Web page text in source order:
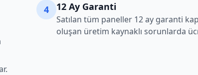
4 12 Ay Garanti
Satılan tüm paneller 12 ay garanti
oluşan üretim kaynaklı sorunlarda